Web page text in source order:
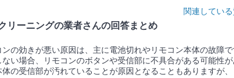
関連してい
リーニングの業者さんの回答まとめ
の効きが悪い原因は、主に電池切れやリモコン本体の故障
い場合、リモコンのボタンや受信部に不具合がある可能性が
体の受信部が汚れていることが原因となることもありますが